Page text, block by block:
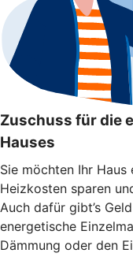
Zuschuss für die
Hauses
Sie möchten Ihr
Heizkosten sparen
Auch dafür gibt’s
energetische
Dämmung oder den